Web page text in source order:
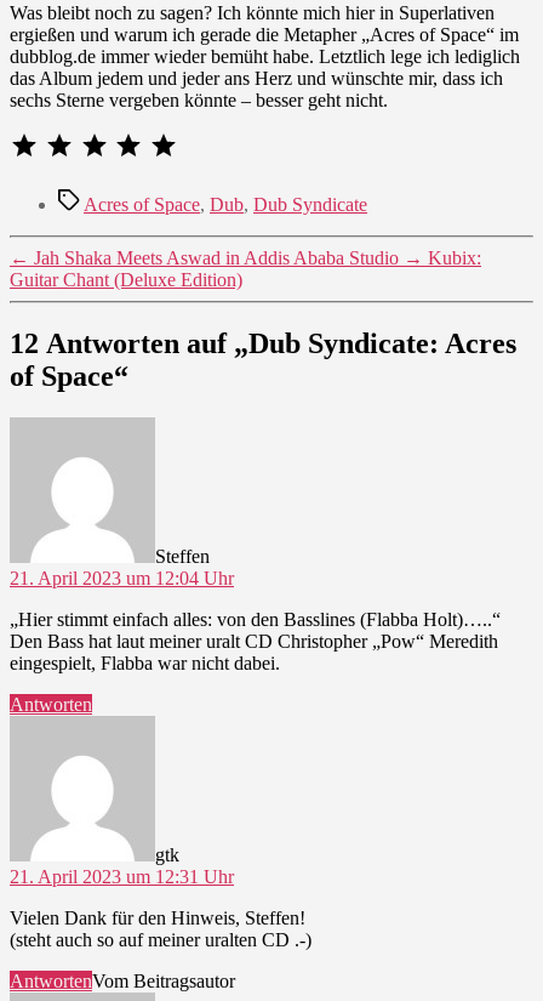
Was bleibt noch zu sagen? Ich könnte mich hier in Superlativen
ergießen und warum ich gerade die Metapher „Acres of Space“ im
dubblog.de immer wieder bemüht habe. Letztlich lege ich lediglich
das Album jedem und jeder ans Herz und wünschte mir, dass ich
sechs Sterne vergeben könnte – besser geht nicht.
⭐ ⭐
Schlagwörter
Acres of Space, Dub, Dub Syndicate
← Jah Shaka Meets Aswad in Addis Ababa Studio → Kubix:
Guitar Chant (Deluxe Edition)
12 Antworten auf „Dub Syndicate: Acres
of Space“
Steffen
21. April 2023 um 12:04 Uhr
„Hier stimmt einfach alles: von den Basslines (Flabba Holt)…..“
Den Bass hat laut meiner uralt CD Christopher „Pow“ Meredith
eingespielt, Flabba war nicht dabei.
Antworten
gtk
21. April 2023 um 12:31 Uhr
Vielen Dank für den Hinweis, Steffen!
(steht auch so auf meiner uralten CD .-)
AntwortenVom Beitragsautor